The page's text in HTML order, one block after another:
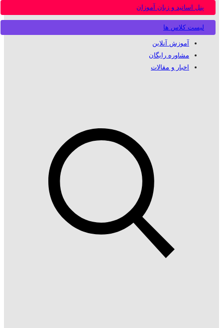
لیست کلاس ها
پنل اساتید و زبان آموزان
آموزش آنلاین
مشاوره رایگان
اخبار و مقالات